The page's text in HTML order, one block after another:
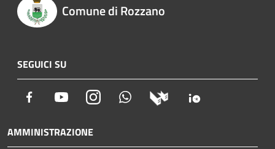
Comune di Rozzano
SEGUICI SU
Facebook YoutubeInstagram Whatsapp
AMMINISTRAZIONE